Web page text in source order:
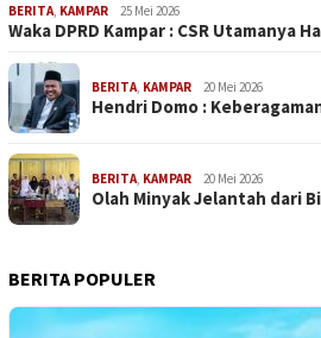
BERITA, KAMPAR 25 Mei 2026
Waka DPRD Kampar : CSR Utamanya
BERITA, KAMPAR 20 Mei 2026
Hendri Domo :
BERITA, KAMPAR 20 Mei 2026
Olah Minyak Jelantah dari
BERITA POPULER